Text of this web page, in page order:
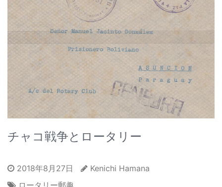
チャコ戦争とロータリー
2018年8月27日
Kenichi Hamana
ロータリー郵趣